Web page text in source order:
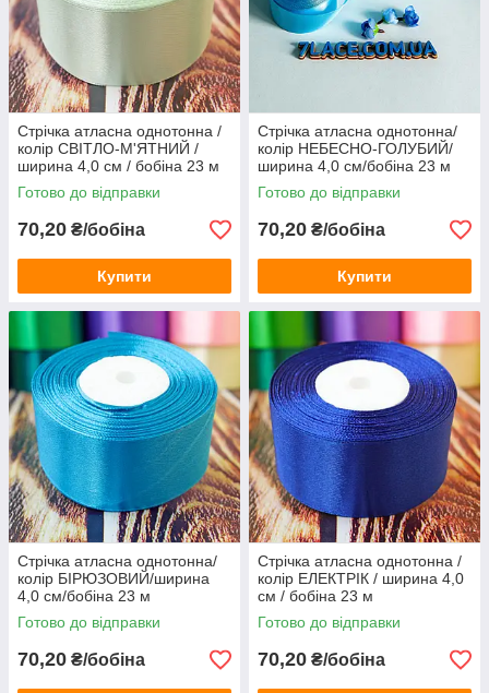
Стрічка атласна однотонна /
колір СВІТЛО-М'ЯТНИЙ /
ширина 4,0 см / бобіна 23 м
Готово до відправки
70,20 ₴/бобіна
Купити
Стрічка атласна однотонна/
колір НЕБЕСНО-ГОЛУБИЙ/
ширина 4,0 см/бобіна 23 м
Готово до відправки
70,20 ₴/бобіна
Купити
Стрічка атласна однотонна/
колір БІРЮЗОВИЙ/ширина
4,0 см/бобіна 23 м
Готово до відправки
70,20 ₴/бобіна
Стрічка атласна однотонна /
колір ЕЛЕКТРІК / ширина 4,0
см / бобіна 23 м
Готово до відправки
70,20 ₴/бобіна